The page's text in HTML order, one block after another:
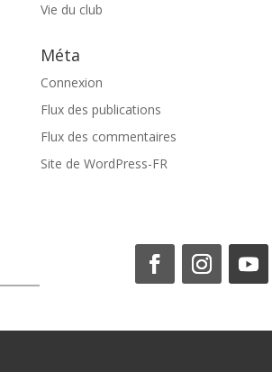
Vie du club
Méta
Connexion
Flux des publications
Flux des commentaires
Site de WordPress-FR